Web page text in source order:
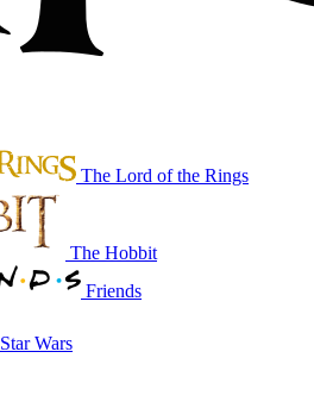
The Lord of the Rings
The Hobbit
Friends
Star Wars